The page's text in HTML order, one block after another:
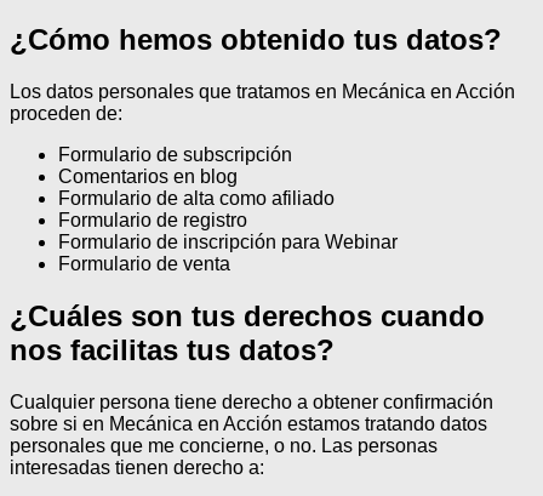
¿Cómo hemos obtenido tus datos?
Los datos personales que tratamos en Mecánica en Acción
proceden de:
Formulario de subscripción
Comentarios en blog
Formulario de alta como afiliado
Formulario de registro
Formulario de inscripción para Webinar
Formulario de venta
¿Cuáles son tus derechos cuando
nos facilitas tus datos?
Cualquier persona tiene derecho a obtener confirmación
sobre si en Mecánica en Acción estamos tratando datos
personales que me concierne, o no. Las personas
interesadas tienen derecho a: